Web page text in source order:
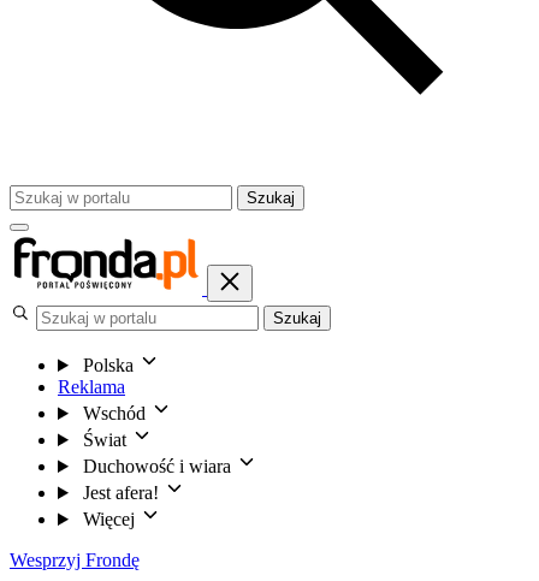
Szukaj
Szukaj
Polska
Reklama
Wschód
Świat
Duchowość i wiara
Jest afera!
Więcej
Wesprzyj Frondę